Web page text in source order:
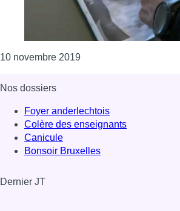
10 novembre 2019Consulter l'article
Nos dossiers
Foyer anderlechtois
Colère des enseignants
Canicule
Bonsoir Bruxelles
Dernier JT